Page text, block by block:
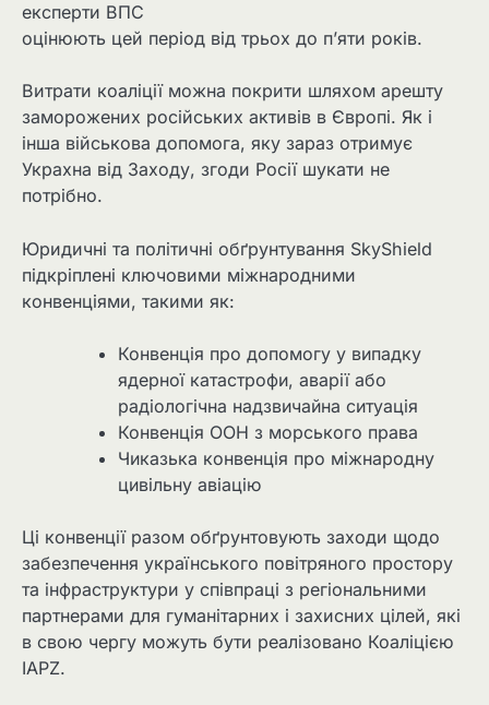
експерти ВПС
оцінюють цей період від трьох до п’яти років.
Витрати коаліції можна покрити шляхом арешту
заморожених російських активів в Європі. Як і
інша військова допомога, яку зараз отримує
Украхна від Заходу, згоди Росії шукати не
потрібно.
Юридичні та політичні обґрунтування SkyShield
підкріплені ключовими міжнародними
конвенціями, такими як:
Конвенція про допомогу у випадку
ядерної катастрофи, аварії або
радіологічна надзвичайна ситуація
Конвенція ООН з морського права
Чиказька конвенція про міжнародну
цивільну авіацію
Ці конвенції разом обґрунтовують заходи щодо
забезпечення українського повітряного простору
та інфраструктури у співпраці з регіональними
партнерами для гуманітарних і захисних цілей, які
в свою чергу можуть бути реалізовано Коаліцією
IAPZ.